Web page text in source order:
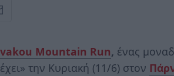
Mountain Run, ένας
την Κυριακή (11/6) στον